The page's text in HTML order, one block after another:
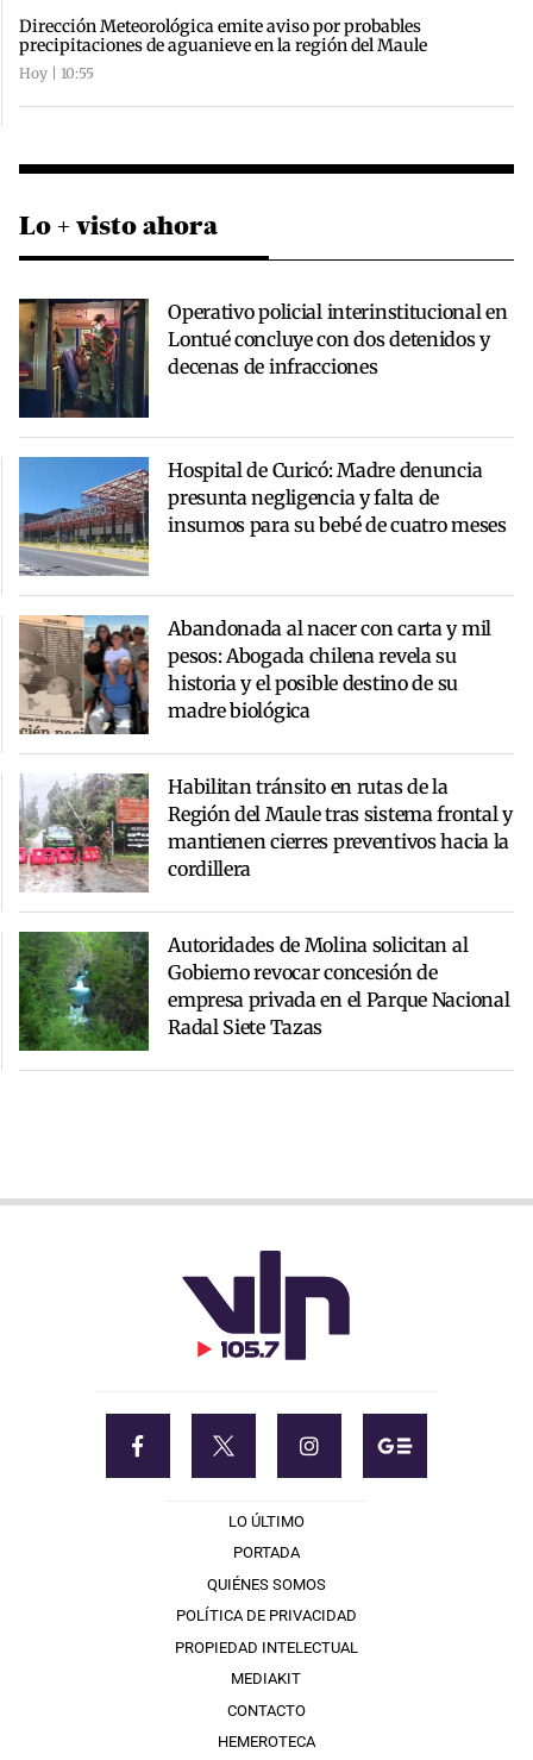
Dirección Meteorológica emite aviso por probables
precipitaciones de aguanieve en la región del Maule
Hoy | 10:55
Lo + visto ahora
Operativo policial interinstitucional en
Lontué concluye con dos detenidos y
decenas de infracciones
Hospital de Curicó: Madre denuncia
presunta negligencia y falta de
insumos para su bebé de cuatro meses
Abandonada al nacer con carta y mil
pesos: Abogada chilena revela su
historia y el posible destino de su
madre biológica
Habilitan tránsito en rutas de la
Región del Maule tras sistema frontal y
mantienen cierres preventivos hacia la
cordillera
Autoridades de Molina solicitan al
Gobierno revocar concesión de
empresa privada en el Parque Nacional
Radal Siete Tazas
LO ÚLTIMO
PORTADA
QUIÉNES SOMOS
POLÍTICA DE PRIVACIDAD
PROPIEDAD INTELECTUAL
MEDIAKIT
CONTACTO
HEMEROTECA